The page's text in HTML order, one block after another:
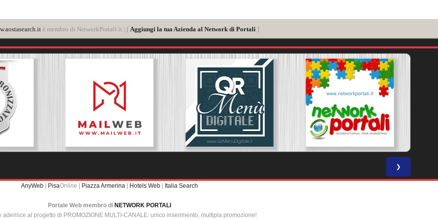
è membro di NetworkPortali.it | [ Aggiungi la tua Azienda al Network di Portali ]
❯
AnyWeb | PisaOnline | Piazza Armerina | Hotels Web | Italia Search
Portale Web membro di NETWORK PORTALI
aderisce al progetto di PROMOZIONE MULTI-CANALE: unico inserimento, multipla promozione!